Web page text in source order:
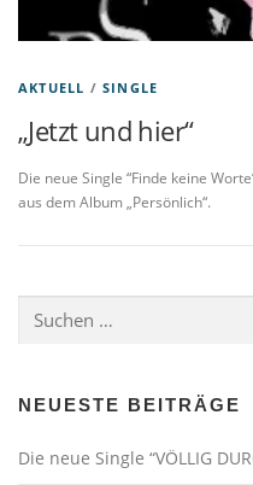
AKTUELL /SINGLE
„Jetzt und hier“
Die neue Single “Finde keine
aus dem Album „Persönlich“.
nach:
NEUESTE BEITRÄGE
Die neue Single “VÖLLIG